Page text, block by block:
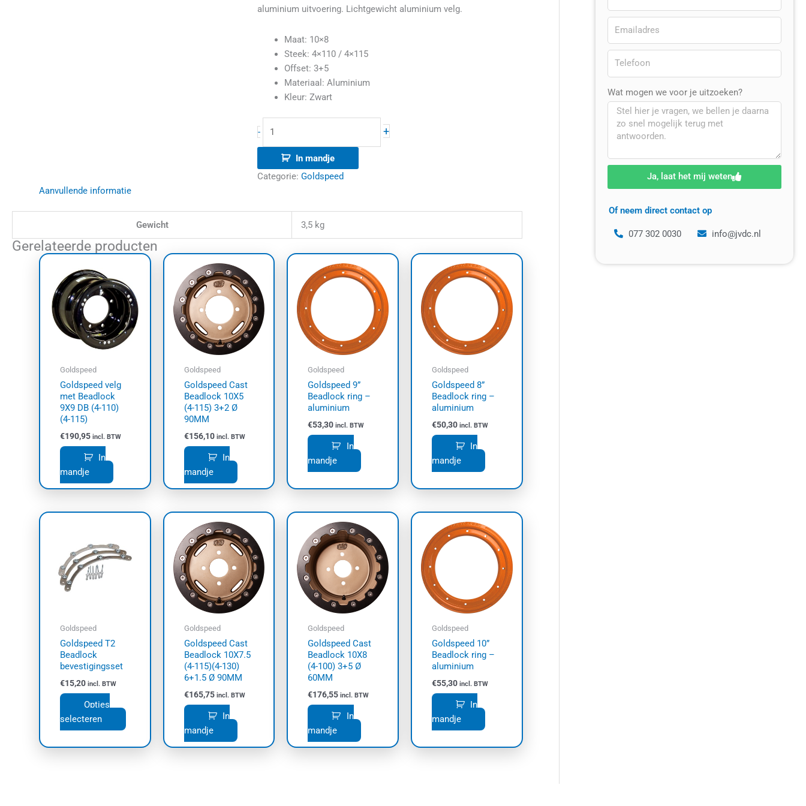
aluminium uitvoering. Lichtgewicht aluminium velg.
Maat: 10×8
Steek: 4×110 / 4×115
Offset: 3+5
Materiaal: Aluminium
Kleur: Zwart
-
aantal
+
In mandje
Categorie: Goldspeed
Aanvullende informatie
Gewicht 3,5 kg
Gerelateerde producten
Goldspeed
Goldspeed velg
met Beadlock
9X9 DB (4-110)
(4-115)
€190,95 incl. BTW
In
mandje
Goldspeed
Goldspeed Cast
Beadlock 10X5
(4-115) 3+2 Ø
90MM
€156,10 incl. BTW
In
mandje
Goldspeed
Goldspeed 9”
Beadlock ring –
aluminium
€53,30 incl. BTW
In
mandje
Goldspeed
Goldspeed 8”
Beadlock ring –
aluminium
€50,30 incl. BTW
In
mandje
Goldspeed
Goldspeed T2
Beadlock
bevestigingsset
€15,20 incl. BTW
Opties
selecteren
heeft
meerdere
Goldspeed
Goldspeed Cast
Beadlock 10X7.5
(4-115)(4-130)
6+1.5 Ø 90MM
€165,75 incl. BTW
In
mandje
Goldspeed
Goldspeed Cast
Beadlock 10X8
(4-100) 3+5 Ø
60MM
€176,55 incl. BTW
In
mandje
Goldspeed
Goldspeed 10”
Beadlock ring –
aluminium
€55,30 incl. BTW
In
mandje
Wat mogen we voor je uitzoeken?
Ja, laat het mij weten
Of neem direct contact op
077 302 0030 info@jvdc.nl